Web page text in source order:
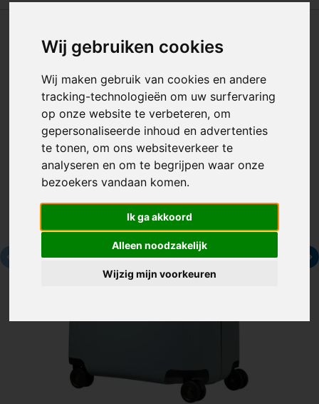
Wij gebruiken cookies
Wij maken gebruik van cookies en andere
tracking-technologieën om uw surfervaring
op onze website te verbeteren, om
gepersonaliseerde inhoud en advertenties
te tonen, om ons websiteverkeer te
analyseren en om te begrijpen waar onze
bezoekers vandaan komen.
Ik ga akkoord
Alleen noodzakelijk
Wijzig mijn voorkeuren
Samsonite Magnum Eco
Spinner 69
Artikelnummer: 299179